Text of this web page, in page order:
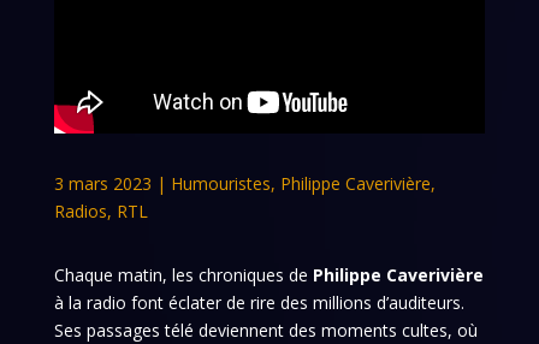
3 mars 2023 | Humouristes, Philippe Caverivière,
Radios, RTL
Chaque matin, les chroniques de Philippe Caverivière
à la radio font éclater de rire des millions d’auditeurs.
Ses passages télé deviennent des moments cultes, où